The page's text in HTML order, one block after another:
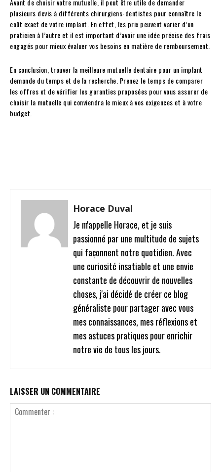
Avant de choisir votre mutuelle, il peut être utile de demander
plusieurs devis à différents chirurgiens-dentistes pour connaître le
coût exact de votre implant. En effet, les prix peuvent varier d’un
praticien à l’autre et il est important d’avoir une idée précise des frais
engagés pour mieux évaluer vos besoins en matière de remboursement.
En conclusion, trouver la meilleure mutuelle dentaire pour un implant
demande du temps et de la recherche. Prenez le temps de comparer
les offres et de vérifier les garanties proposées pour vous assurer de
choisir la mutuelle qui conviendra le mieux à vos exigences et à votre
budget.
Horace Duval
Je m'appelle Horace, et je suis
passionné par une multitude de sujets
qui façonnent notre quotidien. Avec
une curiosité insatiable et une envie
constante de découvrir de nouvelles
choses, j'ai décidé de créer ce blog
généraliste pour partager avec vous
mes connaissances, mes réflexions et
mes astuces pratiques pour enrichir
notre vie de tous les jours.
LAISSER UN COMMENTAIRE